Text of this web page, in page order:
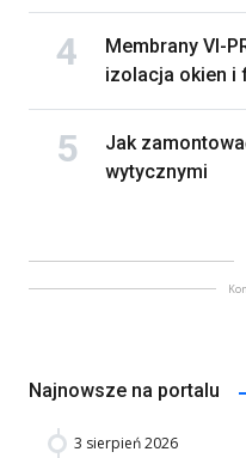
Membrany VI-
izolacja okien i
Jak
wytycznymi
Najnowsze na portalu
3 sierpień 2026